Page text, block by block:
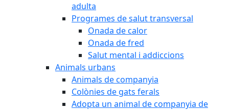
adulta
Programes de salut transversal
Onada de calor
Onada de fred
Salut mental i addiccions
Animals urbans
Animals de companyia
Colònies de gats ferals
Adopta un animal de companyia de